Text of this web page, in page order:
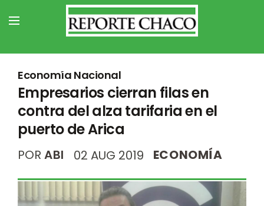
Economía Nacional
Empresarios cierran filas en
contra del alza tarifaria en el
puerto de Arica
POR ABI 02 AUG 2019 ECONOMÍA